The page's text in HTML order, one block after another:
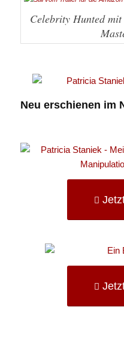
Celebrity Hunted
Neu erschienen im